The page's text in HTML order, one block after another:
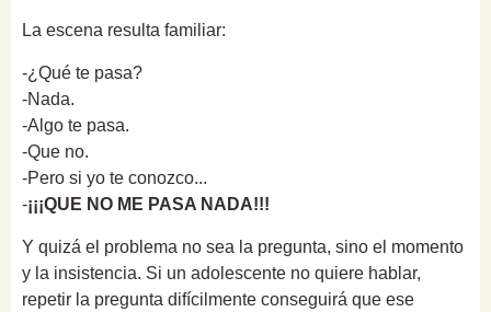
La escena resulta familiar:
-¿Qué te pasa?
-Nada.
-Algo te pasa.
-Que no.
-Pero si yo te conozco...
-¡¡¡QUE NO ME PASA NADA!!!
Y quizá el problema no sea la pregunta, sino el momento
y la insistencia. Si un adolescente no quiere hablar,
repetir la pregunta difícilmente conseguirá que ese